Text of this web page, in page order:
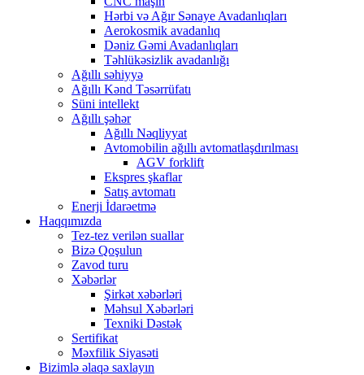
Hərbi və Ağır Sənaye Avadanlıqları
Aerokosmik avadanlıq
Dəniz Gəmi Avadanlıqları
Təhlükəsizlik avadanlığı
Ağıllı səhiyyə
Ağıllı Kənd Təsərrüfatı
Süni intellekt
Ağıllı şəhər
Ağıllı Nəqliyyat
Avtomobilin ağıllı avtomatlaşdırılması
AGV forklift
Ekspres şkaflar
Satış avtomatı
Enerji İdarəetmə
Haqqımızda
Tez-tez verilən suallar
Bizə Qoşulun
Zavod turu
Xəbərlər
Şirkət xəbərləri
Məhsul Xəbərləri
Texniki Dəstək
Sertifikat
Məxfilik Siyasəti
Bizimlə əlaqə saxlayın